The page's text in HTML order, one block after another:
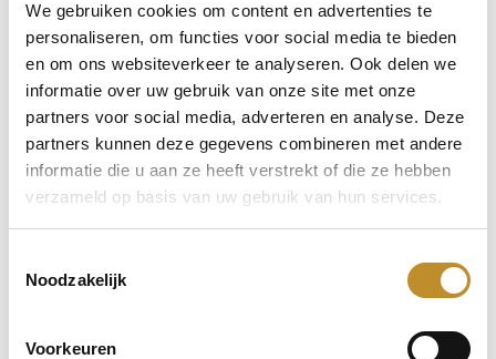
We gebruiken cookies om content en advertenties te
personaliseren, om functies voor social media te bieden
en om ons websiteverkeer te analyseren. Ook delen we
informatie over uw gebruik van onze site met onze
partners voor social media, adverteren en analyse. Deze
partners kunnen deze gegevens combineren met andere
informatie die u aan ze heeft verstrekt of die ze hebben
verzameld op basis van uw gebruik van hun services.
Noodzakelijk
Voorkeuren